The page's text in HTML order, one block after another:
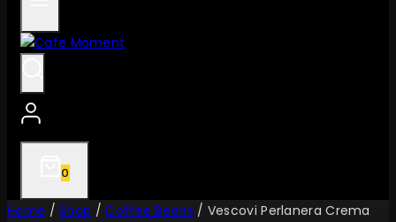
0
Home / Shop / Coffee Beans / Vescovi Perlanera Crema